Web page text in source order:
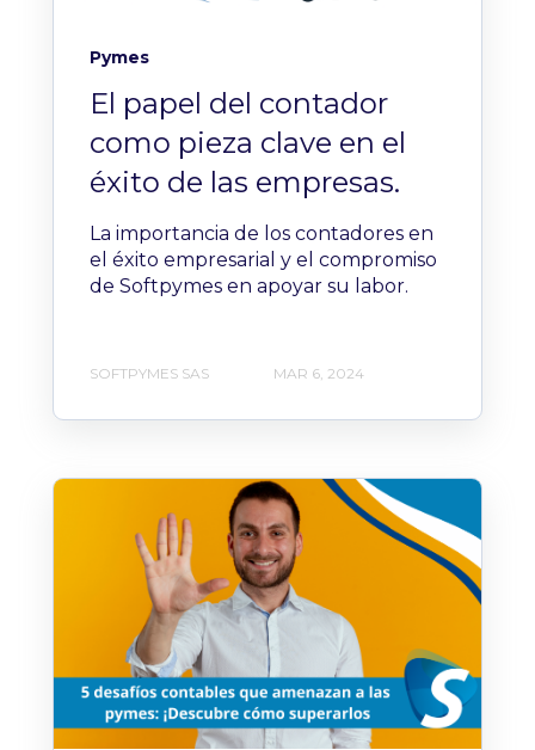
Pymes
El papel del contador
como pieza clave en el
éxito de las empresas.
La importancia de los contadores en
el éxito empresarial y el compromiso
de Softpymes en apoyar su labor.
SOFTPYMES SAS MAR 6, 2024